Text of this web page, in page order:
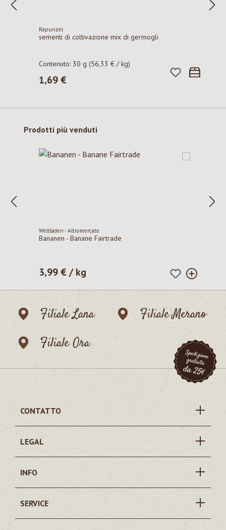
Rapunzel
sementi di coltivazione mix di germogli
Contenuto: 30 g(56,33 € / kg)
Prezzo normale:
1,69 €
Salta la galleria dei prodotti
Prodotti più venduti
Weltladen - Altromercato
Bananen - Banane Fairtrade
Prezzo normale:
3,99 € / kg
Filiale Lana
Filiale Merano
Filiale Ora
CONTATTO
LEGAL
INFO
SERVICE